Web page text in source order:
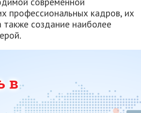
профессиональных кадров, их
создание наиболее